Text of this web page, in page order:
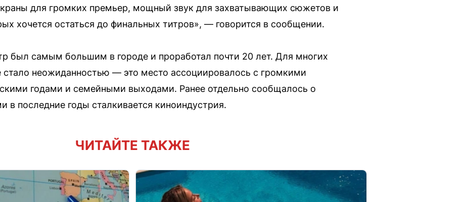
для громких премьер, мощный звук для захватывающих сюжетов и
хочется остаться до финальных титров», — говорится в сообщении.
был самым большим в городе и проработал почти 20 лет. Для многих
стало неожиданностью — это место ассоциировалось с громкими
годами и семейными выходами. Ранее отдельно сообщалось о
в последние годы сталкивается киноиндустрия.
ЧИТАЙТЕ ТАКЖЕ